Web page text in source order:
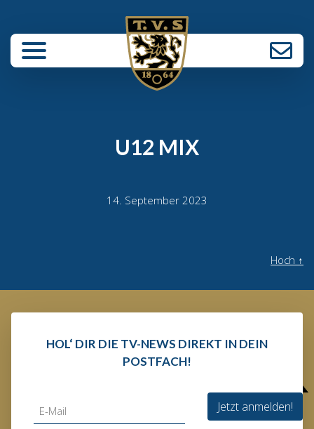
schließen
U12 MIX
14. September 2023
Hoch ↑
HOL‘ DIR DIE TV-NEWS DIREKT IN DEIN
POSTFACH!
Jetzt anmelden!